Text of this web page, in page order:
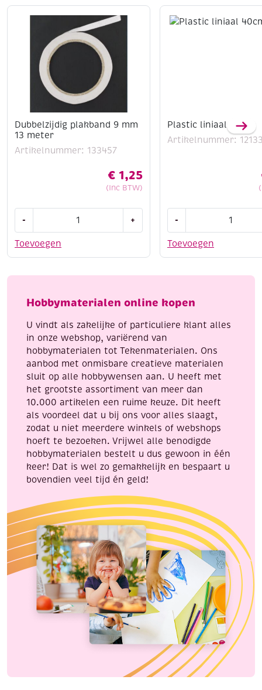
Dubbelzijdig plakband 9 mm
13 meter
Artikelnummer: 133457
€ 1,25
(Inc BTW)
Toevoegen
-
9
meter
+
Plastic liniaal 40cm
Artikelnummer:
Toevoegen
-
40cm
Hobbymaterialen online kopen
U vindt als zakelijke of particuliere klant alles
in onze webshop, variërend van
hobbymaterialen tot Tekenmaterialen. Ons
aanbod met onmisbare creatieve materialen
sluit op alle hobbywensen aan. U heeft met
het grootste assortiment van meer dan
10.000 artikelen een ruime keuze. Dit heeft
als voordeel dat u bij ons voor alles slaagt,
zodat u niet meerdere winkels of webshops
hoeft te bezoeken. Vrijwel alle benodigde
hobbymaterialen bestelt u dus gewoon in één
keer! Dat is wel zo gemakkelijk en bespaart u
bovendien veel tijd én geld!